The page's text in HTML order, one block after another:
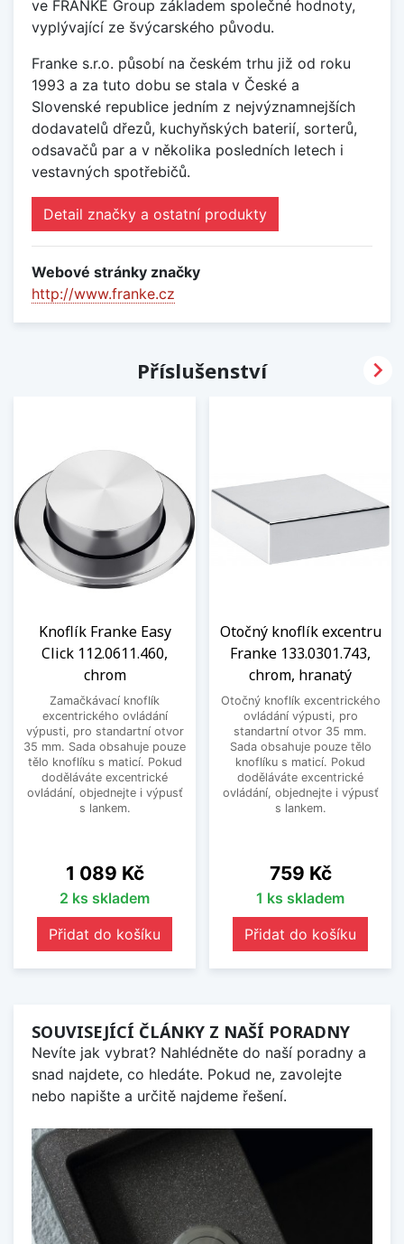
ve FRANKE Group základem společné hodnoty,
vyplývající ze švýcarského původu.
Franke s.r.o. působí na českém trhu již od roku
1993 a za tuto dobu se stala v České a
Slovenské republice jedním z nejvýznamnejších
dodavatelů dřezů, kuchyňských baterií, sorterů,
odsavačů par a v několika posledních letech i
vestavných spotřebičů.
Detail značky a ostatní produkty
Webové stránky značky
http://www.franke.cz
Příslušenství
Knoflík Franke Easy
Click 112.0611.460,
chrom
Zamačkávací knoflík
excentrického ovládání
výpusti, pro standartní otvor
35 mm. Sada obsahuje pouze
tělo knoflíku s maticí. Pokud
doděláváte excentrické
ovládání, objednejte i výpusť
s lankem.
Cena
1 089 Kč
2 ks skladem
Přidat do košíku
Otočný knoflík excentru
Franke 133.0301.743,
chrom, hranatý
Otočný knoflík excentrického
ovládání výpusti, pro
standartní otvor 35 mm.
Sada obsahuje pouze tělo
knoflíku s maticí. Pokud
doděláváte excentrické
ovládání, objednejte i výpusť
s lankem.
Cena
759 Kč
1 ks skladem
Přidat do košíku

SOUVISEJÍCÍ ČLÁNKY Z NAŠÍ PORADNY
Nevíte jak vybrat? Nahlédněte do naší poradny a
snad najdete, co hledáte. Pokud ne, zavolejte
nebo napište a určitě najdeme řešení.